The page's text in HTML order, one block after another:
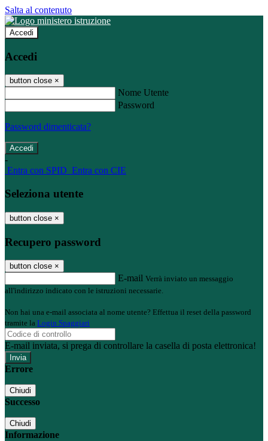
Salta al contenuto
Accedi
Accedi
button close ×
Nome Utente
Password
Password dimenticata?
-
Entra con SPID Entra con CIE
Seleziona utente
button close ×
Recupero password
button close ×
E-mail Verrà inviato un messaggio
all'indirizzo indicato con le istruzioni necessarie.
Non hai una e-mail associata al nome utente? Effettua il reset della password
tramite la Login Spaggiari
E-mail inviata, si prega di controllare la casella di posta elettronica!
Errore
Chiudi
Successo
Chiudi
Informazione